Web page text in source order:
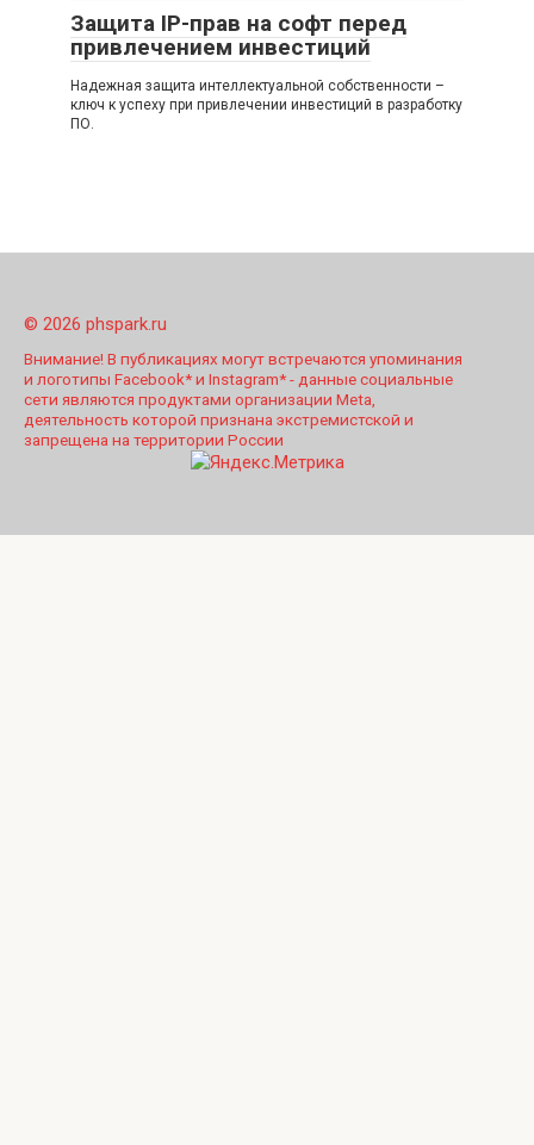
Защита IP-прав на софт перед
привлечением инвестиций
Надежная защита интеллектуальной собственности –
ключ к успеху при привлечении инвестиций в разработку
ПО.
© 2026 phspark.ru
Внимание! В публикациях могут встречаются упоминания
и логотипы Facebook* и Instagram* - данные социальные
сети являются продуктами организации Meta,
деятельность которой признана экстремистской и
запрещена на территории России